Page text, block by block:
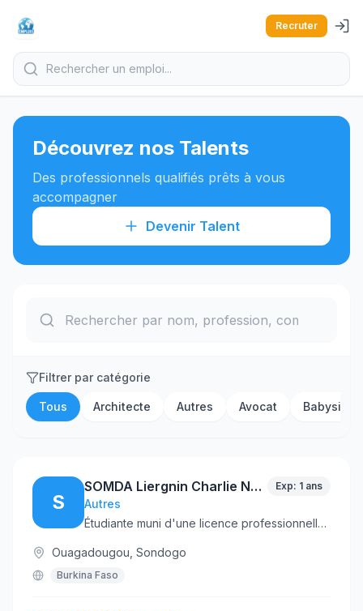
Recruter
Découvrez nos Talents
Des professionnels qualifiés prêts à vous
accompagner
Devenir Talent
Filtrer par catégorie
Tous Architecte Autres Avocat Babysitter
S
SOMDA Liergnin Charlie Nadège
Autres
Exp: 1 ans
Étudiante muni d'une licence professionnelle en Lettres modernes et actuellement en année de spécialisation en Communication Pour le Développement
Ouagadougou, Sondogo
Burkina Faso